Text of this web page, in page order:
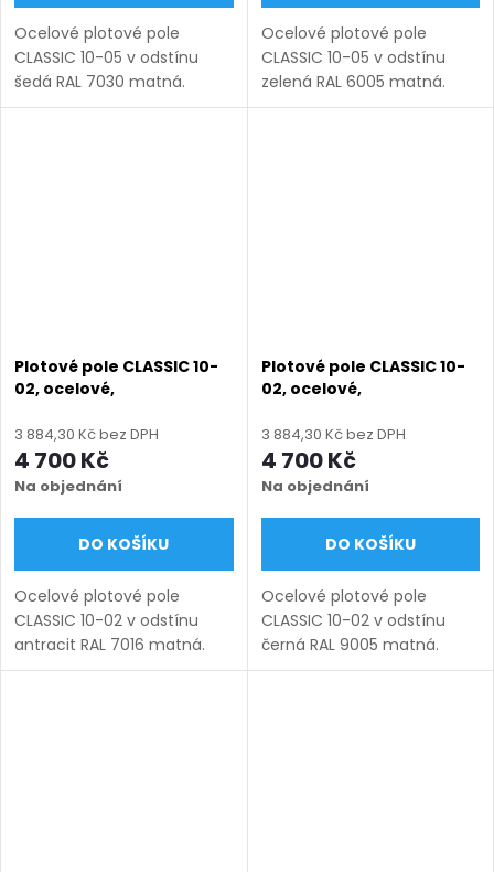
Ocelové plotové pole
CLASSIC 10-05 v odstínu
šedá RAL 7030 matná.
Bezúdržbová ocel (žárový
Ocelové plotové pole
CLASSIC 10-05 v odstínu
zelená RAL 6005 matná.
Bezúdržbová ocel (žárový
Plotové pole CLASSIC 10-
02, ocelové,
(šířka 100–3300 mm,
výška 450–1750 mm),
antracit RAL 7016 matná
3 884,30 Kč bez DPH
4 700 Kč
Na objednání
DO KOŠÍKU
Ocelové plotové pole
CLASSIC 10-02 v odstínu
antracit RAL 7016 matná.
Bezúdržbová ocel (žárový
Plotové pole CLASSIC 10-
02, ocelové,
(šířka 100–3300 mm,
výška 450–1750 mm),
černá RAL 9005 matná
3 884,30 Kč bez DPH
4 700 Kč
Na objednání
DO KOŠÍKU
Ocelové plotové pole
CLASSIC 10-02 v odstínu
černá RAL 9005 matná.
Bezúdržbová ocel (žárový